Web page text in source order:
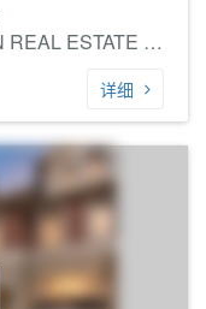
经纪公司: HOMELIFE/CIMERMAN REAL ESTATE LIMITED
详细